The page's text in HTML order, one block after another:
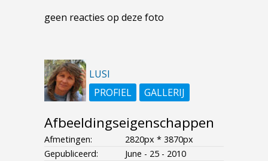
geen reacties op deze foto
LUSI
PROFIEL
GALLERIJ
Afbeeldingseigenschappen
Afmetingen:
2820px * 3870px
Gepubliceerd:
June - 25 - 2010